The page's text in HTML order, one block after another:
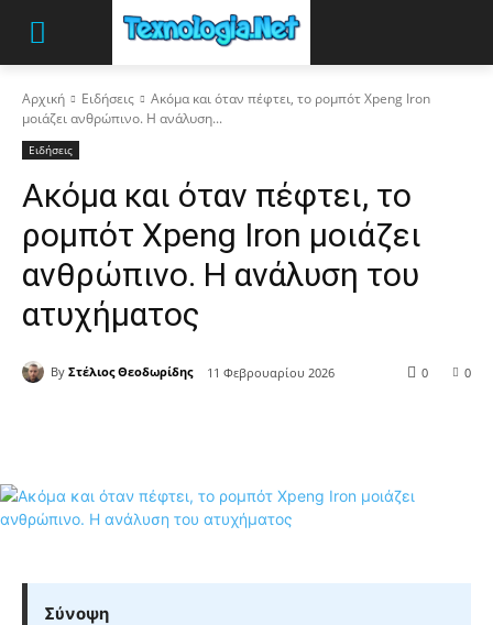
Αρχική Ειδήσεις
Ακόμα και όταν πέφτει, το ρομπότ Xpeng Iron
μοιάζει ανθρώπινο. Η ανάλυση...
Ειδήσεις
Ακόμα και όταν πέφτει, το
ρομπότ Xpeng Iron μοιάζει
ανθρώπινο. Η ανάλυση του
ατυχήματος
By Στέλιος Θεοδωρίδης 11 Φεβρουαρίου 2026 0
0
Σύνοψη